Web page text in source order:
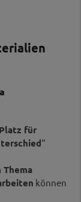
für
“
können